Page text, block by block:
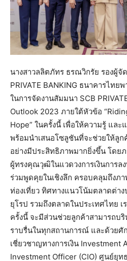
นางสาวลลิตภัทร ธรณวิกรัย รองผู้จั
PRIVATE BANKING ธนาคารไทย
ในการจัดงานสัมมนา SCB
Outlook 2023 ภายใต้หัวข้อ
Hope” ในครั้งนี้ เพื่อให้ความรู้ แล
พร้อมนำเสนอโซลูชันที่จะช่วยให้ลูก
อย่างมีประสิทธิภาพมากยิ่งขึ้น โดย
ผู้ทรงคุณวุฒิในแวดวงการเงินการล
ร่วมพูดคุยในเชิงลึก ครอบคลุมถึงภ
ท่องเที่ยว ทิศทางแนวโน้มตลาดต่าง
ยุโรป รวมถึงตลาดในประเทศไทย เ
ครั้งนี้ จะมีส่วนช่วยลูกค้าสามารถบ
ราบรื่นในทุกสถานการณ์ และด้วย
เชี่ยวชาญทางการเงิน Investment
Investment Officer (CIO) ศูนย์ยุท